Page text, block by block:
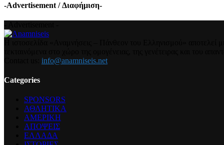
-Advertisement / Διαφήμιση-
info@anamniseis.net
Categories
SPONSORS
ΑΘΛΗΤΙΚΑ
ΑΜΕΡΙΚΗ
ΑΠΟΨΕΙΣ
ΕΛΛΑΔΑ